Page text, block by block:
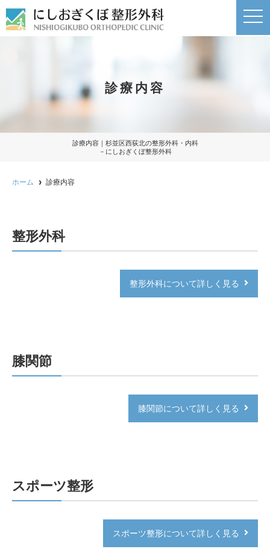
t
o
i
診療内容
診療内容｜杉並区西荻北の整形外科・内科
－にしおぎくぼ整形外科
ホーム 診療内容
整形外科
整形外科について詳しく見る
膝関節
膝関節について詳しく見る
スポーツ整形
スポーツ整形について詳しく見る